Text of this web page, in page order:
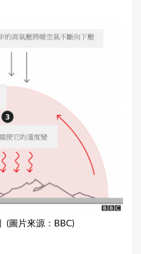
(圖片來源：BBC)